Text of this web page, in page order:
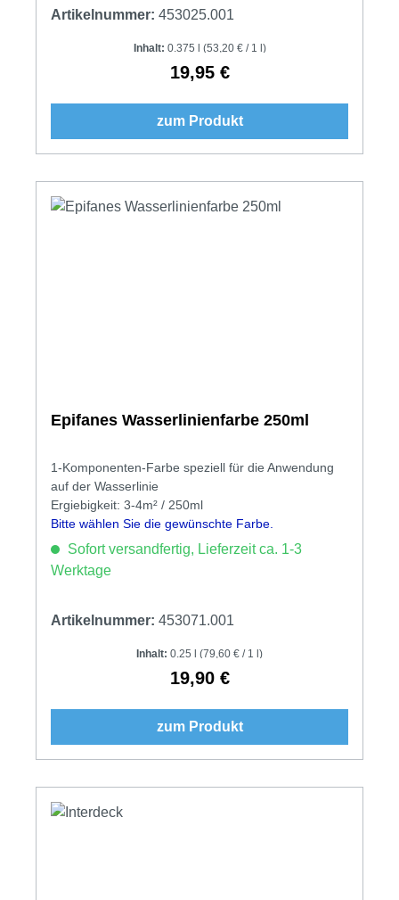
Artikelnummer: 453025.001
Inhalt: 0.375 l (53,20 € / 1 l)
Regulärer Preis:
19,95 €
zum Produkt
Epifanes Wasserlinienfarbe 250ml
1-Komponenten-Farbe speziell für die Anwendung
auf der Wasserlinie
Ergiebigkeit: 3-4m² / 250ml
Bitte wählen Sie die gewünschte Farbe.
Sofort versandfertig, Lieferzeit ca. 1-3
Werktage
Artikelnummer: 453071.001
Inhalt: 0.25 l (79,60 € / 1 l)
Regulärer Preis:
19,90 €
zum Produkt